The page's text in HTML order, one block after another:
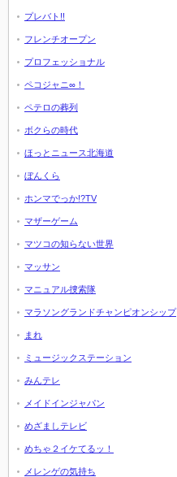
プレバト!!
フレンチオープン
プロフェッショナル
ペコジャニ∞！
ペテロの葬列
ボクらの時代
ほっとニュース北海道
ぼんくら
ホンマでっか!?TV
マザーゲーム
マツコの知らない世界
マッサン
マニュアル捜索隊
マラソングランドチャンピオンシップ
まれ
ミュージックステーション
みんテレ
メイドインジャパン
めざましテレビ
めちゃ２イケてるッ！
メレンゲの気持ち